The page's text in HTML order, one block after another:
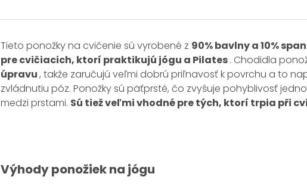
Tieto ponožky na cvičenie sú vyrobené z 90% bavlny a 10%
pre cvičiacich, ktorí praktikujú jógu a Pilates. Chodidla
úpravu, takže zaručujú veľmi dobrú priľnavosť k povrchu a to
zvládnutiu póz. Ponožky sú päťprsté, čo zvyšuje pohyblivosť
medzi prstami. Sú tiež veľmi vhodné pre tých, ktorí trpia při
Výhodyponožiek na jógu